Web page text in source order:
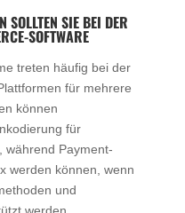
SOLLTEN SIE BEI DER
SOFTWARE
treten häufig bei der
für mehrere
können
für
während Payment-
werden können, wenn
und
werden.